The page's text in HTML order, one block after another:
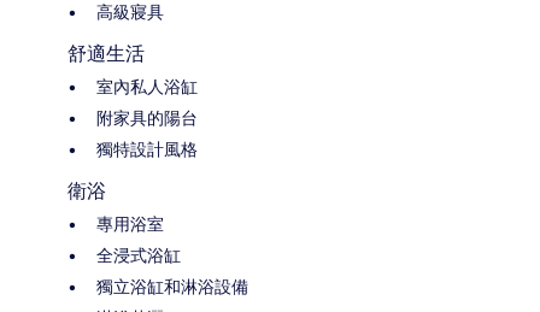
高級寢具
舒適生活
室內私人浴缸
附家具的陽台
獨特設計風格
衛浴
專用浴室
全浸式浴缸
獨立浴缸和淋浴設備